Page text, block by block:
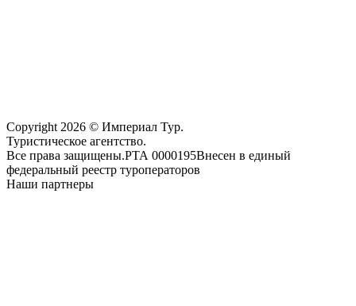
Copyright 2026 © Империал Тур.
Туристическое агентство.
Все права защищены.РТА 0000195Внесен в единый
федеральный реестр туроператоров
Наши партнеры